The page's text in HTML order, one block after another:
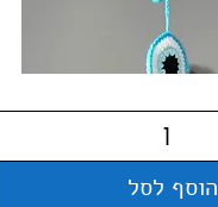
הוסף לסל